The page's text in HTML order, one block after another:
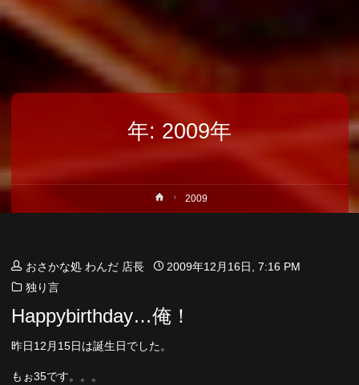
年: 2009年
ホ
ー
2009
おさかな処 わんだ 店長
2009年12月16日, 7:16 PM
独り言
Happybirthday…俺！
昨日12月15日は誕生日でした。
もぉ35です。。。